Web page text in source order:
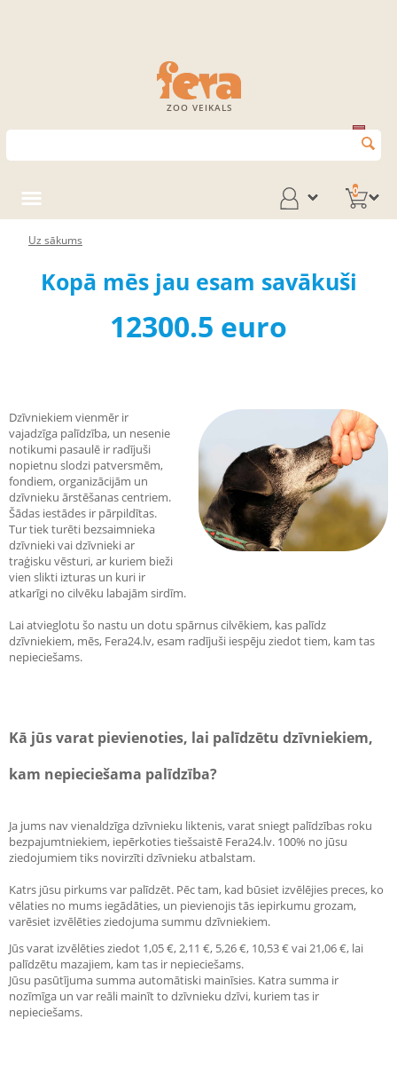
ZOO VEIKALS
0
Uz sākums
Kopā mēs jau esam savākuši
12300.5 euro
Dzīvniekiem vienmēr ir
vajadzīga palīdzība, un nesenie
notikumi pasaulē ir radījuši
nopietnu slodzi patversmēm,
fondiem, organizācijām un
dzīvnieku ārstēšanas centriem.
Šādas iestādes ir pārpildītas.
Tur tiek turēti bezsaimnieka
dzīvnieki vai dzīvnieki ar
traģisku vēsturi, ar kuriem bieži
vien slikti izturas un kuri ir
atkarīgi no cilvēku labajām sirdīm.
Lai atvieglotu šo nastu un dotu spārnus cilvēkiem, kas palīdz
dzīvniekiem, mēs, Fera24.lv, esam radījuši iespēju ziedot tiem, kam tas
nepieciešams.
Kā jūs varat pievienoties, lai palīdzētu dzīvniekiem,
kam nepieciešama palīdzība?
Ja jums nav vienaldzīga dzīvnieku liktenis, varat sniegt palīdzības roku
bezpajumtniekiem, iepērkoties tiešsaistē Fera24.lv. 100% no jūsu
ziedojumiem tiks novirzīti dzīvnieku atbalstam.
Katrs jūsu pirkums var palīdzēt. Pēc tam, kad būsiet izvēlējies preces, ko
vēlaties no mums iegādāties, un pievienojis tās iepirkumu grozam,
varēsiet izvēlēties ziedojuma summu dzīvniekiem.
Jūs varat izvēlēties ziedot 1,05 €, 2,11 €, 5,26 €, 10,53 € vai 21,06 €, lai
palīdzētu mazajiem, kam tas ir nepieciešams.
Jūsu pasūtījuma summa automātiski mainīsies. Katra summa ir
nozīmīga un var reāli mainīt to dzīvnieku dzīvi, kuriem tas ir
nepieciešams.